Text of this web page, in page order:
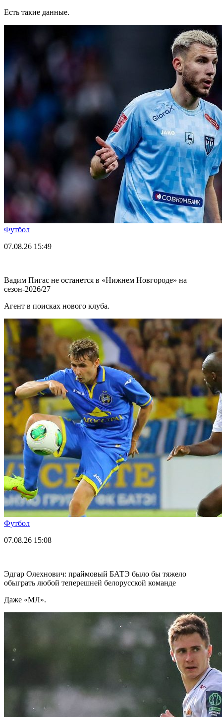
Есть такие данные.
Футбол
07.08.26 15:49
Вадим Пигас не останется в «Нижнем Новгороде» на
сезон-2026/27
Агент в поисках нового клуба.
Футбол
07.08.26 15:08
Эдгар Олехнович: праймовый БАТЭ было бы тяжело
обыграть любой теперешней белорусской команде
Даже «МЛ».